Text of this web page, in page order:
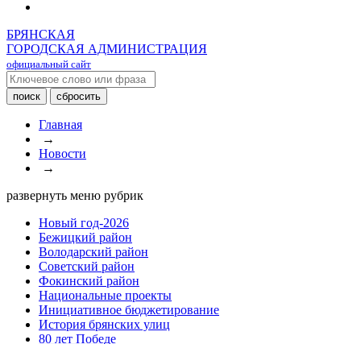
БРЯНСКАЯ
ГОРОДСКАЯ АДМИНИСТРАЦИЯ
официальный сайт
Главная
→
Новости
→
развернуть меню рубрик
Новый год-2026
Бежицкий район
Володарский район
Советский район
Фокинский район
Национальные проекты
Инициативное бюджетирование
История брянских улиц
80 лет Победе